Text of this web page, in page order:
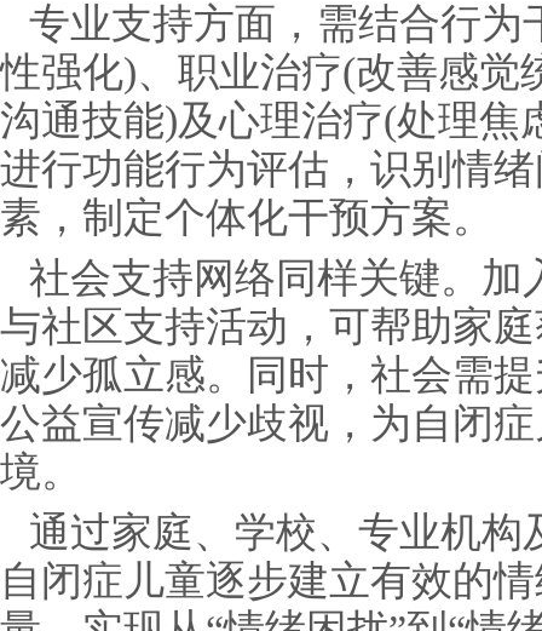
专业支持方面，需结合行为
性强化)、职业治疗(改善感觉
沟通技能)及心理治疗(处理焦
进行功能行为评估，识别情
素，制定个体化干预方案。
社会支持网络同样关键。
与社区支持活动，可帮助家
减少孤立感。同时，社会需
公益宣传减少歧视，为自闭
境。
通过家庭、学校、专业机
自闭症儿童逐步建立有效的